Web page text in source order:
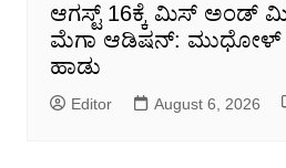
ಆಗಸ್ಟ್ 16ಕ್ಕೆ ಮಿಸ್ ಅಂಡ್
ಮೆಗಾ ಆಡಿಷನ್: ಮುಧೋಳ್
ಹಾಡು
Editor August 6, 2026